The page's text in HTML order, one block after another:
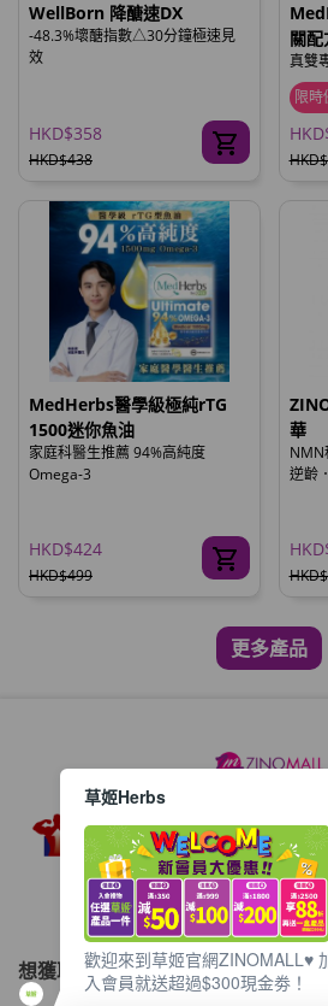
WellBorn 降醣速DX
-48.3%壞醣指數△30分鐘極速見
效
HKD$358
HKD$438
關配
真雙
限時
MedHerbs醫學級極純rTG
1500迷你魚油
家庭科醫生推薦 94%高純度
Omega-3
HKD$424
HKD$499
華
NMN
逆齡
更多產品
想獲取最新的優惠資訊？
草姬Herbs
歡迎來到草姬官網ZINOMALL♥️
入會員就送超過$300現金劵！